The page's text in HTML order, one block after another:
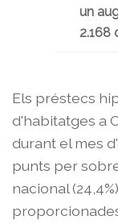
un
2.168
Els préstecs
d'habitatges a
durant el mes
punts per
nacional